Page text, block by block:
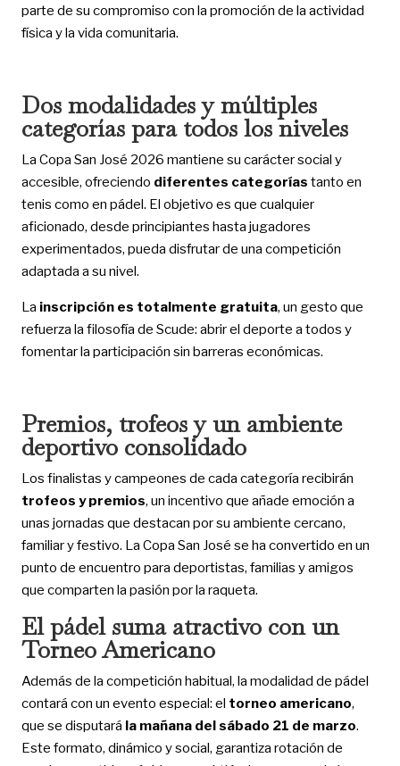
parte de su compromiso con la promoción de la actividad
física y la vida comunitaria.
Dos modalidades y múltiples
categorías para todos los niveles
La Copa San José 2026 mantiene su carácter social y
accesible, ofreciendo diferentes categorías tanto en
tenis como en pádel. El objetivo es que cualquier
aficionado, desde principiantes hasta jugadores
experimentados, pueda disfrutar de una competición
adaptada a su nivel.
La inscripción es totalmente gratuita, un gesto que
refuerza la filosofía de Scude: abrir el deporte a todos y
fomentar la participación sin barreras económicas.
Premios, trofeos y un ambiente
deportivo consolidado
Los finalistas y campeones de cada categoría recibirán
trofeos y premios, un incentivo que añade emoción a
unas jornadas que destacan por su ambiente cercano,
familiar y festivo. La Copa San José se ha convertido en un
punto de encuentro para deportistas, familias y amigos
que comparten la pasión por la raqueta.
El pádel suma atractivo con un
Torneo Americano
Además de la competición habitual, la modalidad de pádel
contará con un evento especial: el torneo americano,
que se disputará la mañana del sábado 21 de marzo.
Este formato, dinámico y social, garantiza rotación de